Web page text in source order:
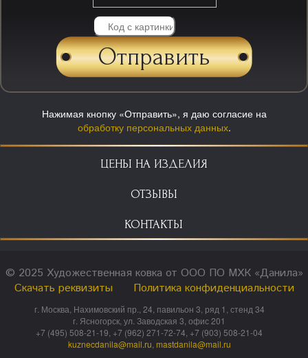
Нажимая кнопку «Отправить», я даю согласие на
обработку персональных данных.
ЦЕНЫ НА ИЗДЕЛИЯ
ОТЗЫВЫ
КОНТАКТЫ
© 2025 Художественная ковка от ООО ПО МХК «Данила»
Скачать реквизиты
Политика конфиденциальности
г. Москва, Нахимовский пр., 24, павильон 3, ряд 1, стенд 34
г. Ясногорск, ул. Заводская 3, офис 201
+7 (495) 508-21-19, +7 (962) 271-72-74, +7 (903) 508-21-04
kuznecdanila@mail.ru mastdanila@mail.ru